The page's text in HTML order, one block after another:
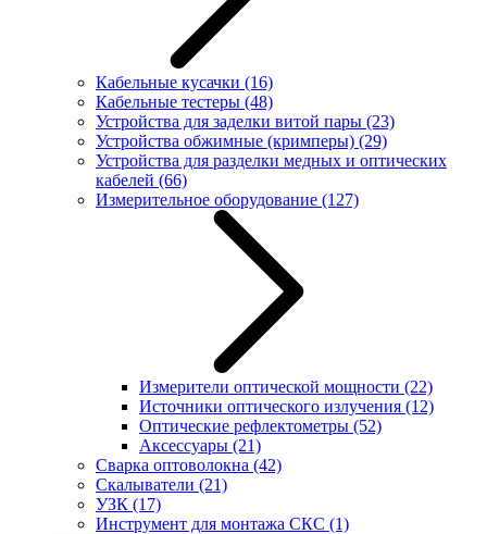
Кабельные кусачки (16)
Кабельные тестеры (48)
Устройства для заделки витой пары (23)
Устройства обжимные (кримперы) (29)
Устройства для разделки медных и оптических
кабелей (66)
Измерительное оборудование (127)
Измерители оптической мощности (22)
Источники оптического излучения (12)
Оптические рефлектометры (52)
Аксессуары (21)
Сварка оптоволокна (42)
Скалыватели (21)
УЗК (17)
Инструмент для монтажа СКС (1)